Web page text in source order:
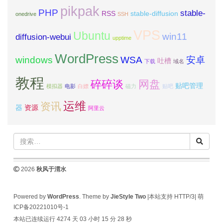
onedrive PHP pikpak RSS SSH stable-diffusion stable-
diffusion-webui Ubuntu upptime VPS win11
windows WordPress WSA 下载 吐槽 域名 安卓
教程 模拟器 电影 白嫖 碎碎谈 磁力 网盘 贴吧 贴吧管理
器 资源 资讯 运维 阿里云
2026 秋风于渭水
Powered by WordPress . Theme by JieStyle Two|本站支持 HTTP/3| 萌
ICP备20221010号-1
本站已连续运行 4274 天 03 小时 15 分 28 秒